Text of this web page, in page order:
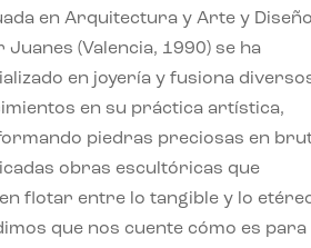
en Arquitectura y Arte y
Juanes (Valencia, 1990) se ha
en joyería y fusiona
en su práctica artística,
piedras preciosas en
obras escultóricas que
flotar entre lo tangible y lo
que nos cuente cómo es para